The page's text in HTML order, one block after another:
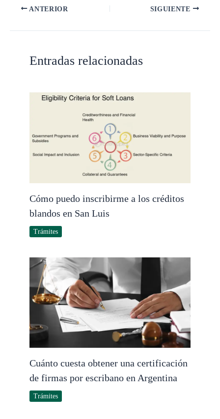
ANTERIOR SIGUIENTE
Entradas relacionadas
Cómo puedo inscribirme a los créditos
blandos en San Luis
Trámites
Cuánto cuesta obtener una certificación
de firmas por escribano en Argentina
Trámites